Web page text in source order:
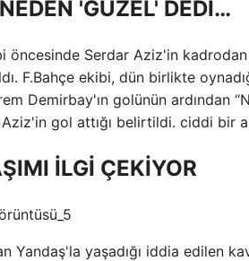
'GÜZEL' DEDİ…
öncesinde Serdar Aziz'in kadrodan
F.Bahçe ekibi, dün birlikte
Demirbay'ın golünün ardından
gol attığı belirtildi. ciddi bir
İLGİ ÇEKİYOR
Yandaş'la yaşadığı iddia edilen